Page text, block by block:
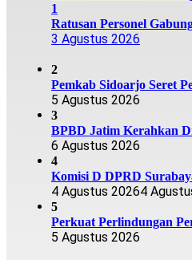
1
Ratusan Personel
3 Agustus 2026
2
Pemkab Sidoarjo Seret
5 Agustus 2026
3
BPBD Jatim Kerahkan
6 Agustus 2026
4
Komisi D DPRD
4 Agustus 20264
5
Perkuat Perlindungan
5 Agustus 2026